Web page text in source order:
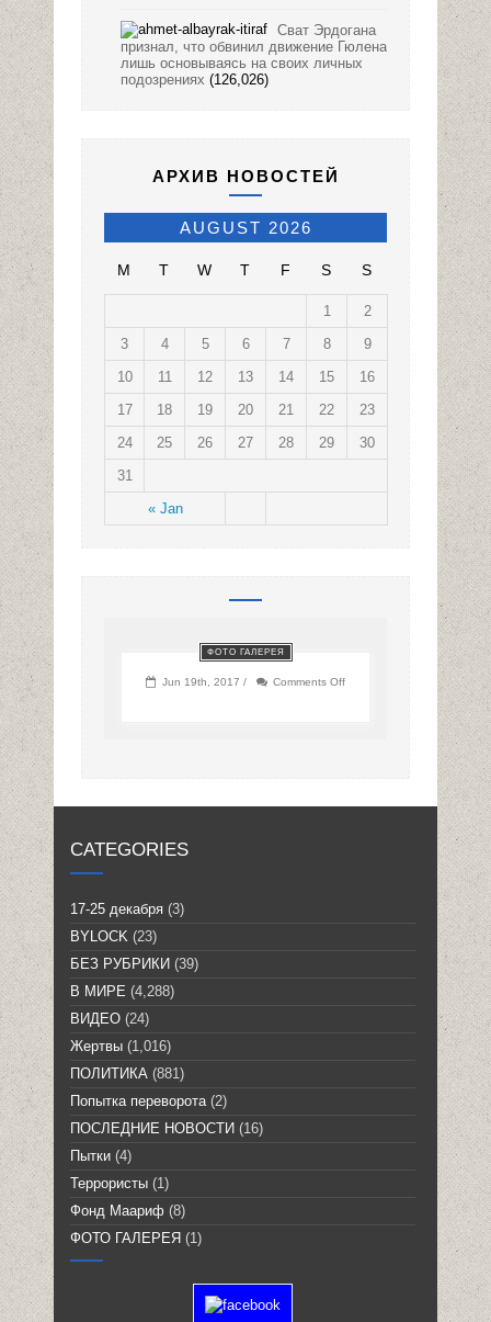
Сват Эрдогана
признал, что обвинил движение Гюлена
лишь основываясь на своих личных
подозрениях (126,026)
АРХИВ НОВОСТЕЙ
AUGUST 2026
M T W T F S S
« Jan
1
2
3
4 5 6 7 8
9
10
11 12 13 14 15
16
17
18 19 20 21 22
23
24
25 26 27 28 29
30
31
ФОТО ГАЛЕРЕЯ
Jun 19th, 2017 / Comments Off
CATEGORIES
17-25 декабря (3)
BYLOCK (23)
БЕЗ РУБРИКИ (39)
В МИРЕ (4,288)
ВИДЕО (24)
Жертвы (1,016)
ПОЛИТИКА (881)
Попытка переворота(2)
ПОСЛЕДНИЕ НОВОСТИ (16)
Пытки (4)
Террористы (1)
Фонд Маариф (8)
ФОТО ГАЛЕРЕЯ (1)